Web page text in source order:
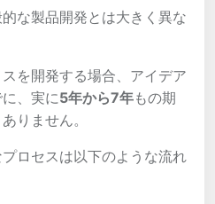
な製品開発とは大きく異な
を開発する場合、アイデア
、実に5年から7年もの期
りません。
ロセスは以下のような流れ